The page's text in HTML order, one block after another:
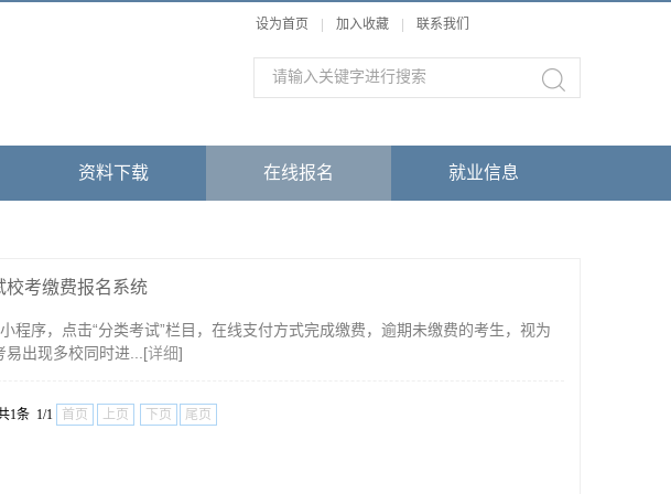
设为首页 加入收藏 联系我们
资料下载 在线报名 就业信息
校考缴费报名系统
程序，点击“分类考试”栏目，在线支付方式完成缴费，逾期未缴费的考生，视为
易出现多校同时进...[详细]
1条 1/1 首页 上页 下页 尾页